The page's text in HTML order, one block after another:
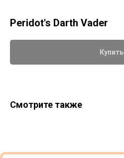
Peridot's Darth Vader
Купить
Смотрите также